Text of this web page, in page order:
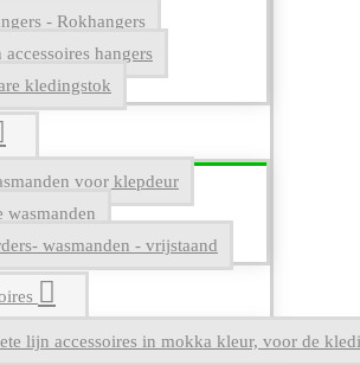
- Rokhangers
accessoires hangers
kledingstok
voor klepdeur
wasmanden
wasmanden - vrijstaand
lijn accessoires in mokka kleur, voor de